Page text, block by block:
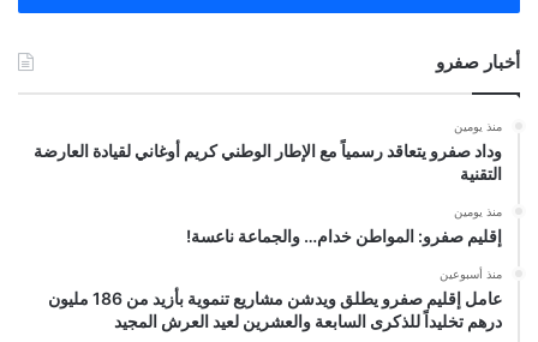
أخبار صفرو
منذ يومين
وداد صفرو يتعاقد رسمياً مع الإطار الوطني كريم أوغاني لقيادة العارضة
التقنية
منذ يومين
إقليم صفرو: المواطن خدام… والجماعة ناعسة!
منذ أسبوعين
عامل إقليم صفرو يطلق ويدشن مشاريع تنموية بأزيد من 186 مليون
درهم تخليداً للذكرى السابعة والعشرين لعيد العرش المجيد